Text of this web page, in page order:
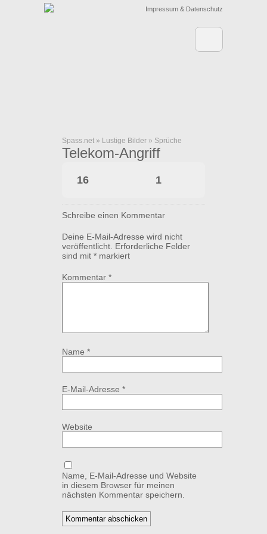
Impressum & Datenschutz
Spass.net » Lustige Bilder » Sprüche
Telekom-Angriff
16 1
Schreibe einen Kommentar
Deine E-Mail-Adresse wird nicht
veröffentlicht. Erforderliche Felder
sind mit * markiert
Kommentar *
Name *
E-Mail-Adresse *
Website
Name, E-Mail-Adresse und Website
in diesem Browser für meinen
nächsten Kommentar speichern.